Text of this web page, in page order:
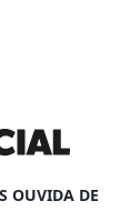
OUVIDA DE